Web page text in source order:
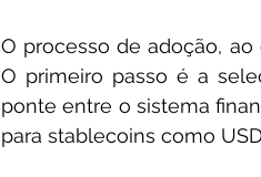
O processo de adoção,
O primeiro passo é a
ponte entre o sistema
para stablecoins como